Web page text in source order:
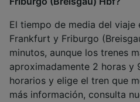
El tiempo de media del
Frankfurt y Friburgo
minutos, aunque los trenes
aproximadamente 2 horas y
horarios y elige el tren que
más información, consulta